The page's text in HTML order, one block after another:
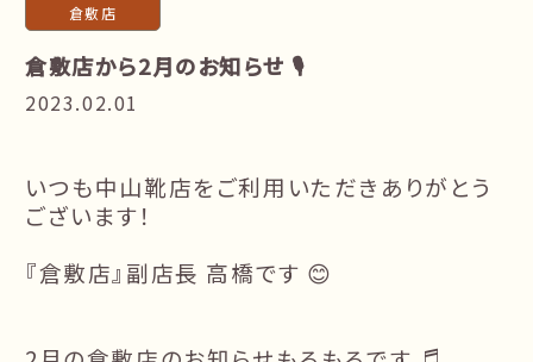
倉敷店
倉敷店から2月のお知らせ 🎙
2023.02.01
いつも中山靴店をご利用いただきありがとう
ございます！
『倉敷店』副店長 高橋です 😊